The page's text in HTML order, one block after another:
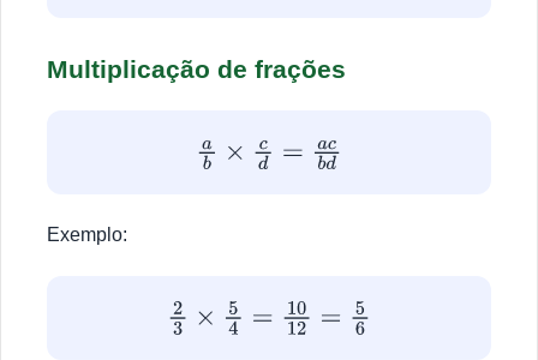
Multiplicação de frações
ab ×c d= acb d
Exemplo:
23 ×5 4= 1012= 56